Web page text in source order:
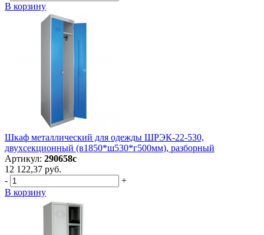
В корзину
Шкаф металлический для одежды ШРЭК-22-530,
двухсекционный (в1850*ш530*г500мм), разборный
Артикул: 290658с
12 122,37 руб.
-
+
В корзину